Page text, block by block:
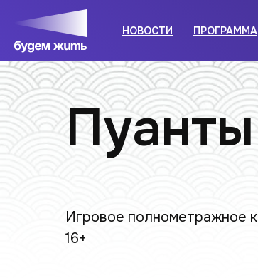
НОВОСТИ ПРОГРАММА
Игровое полнометражное
16+